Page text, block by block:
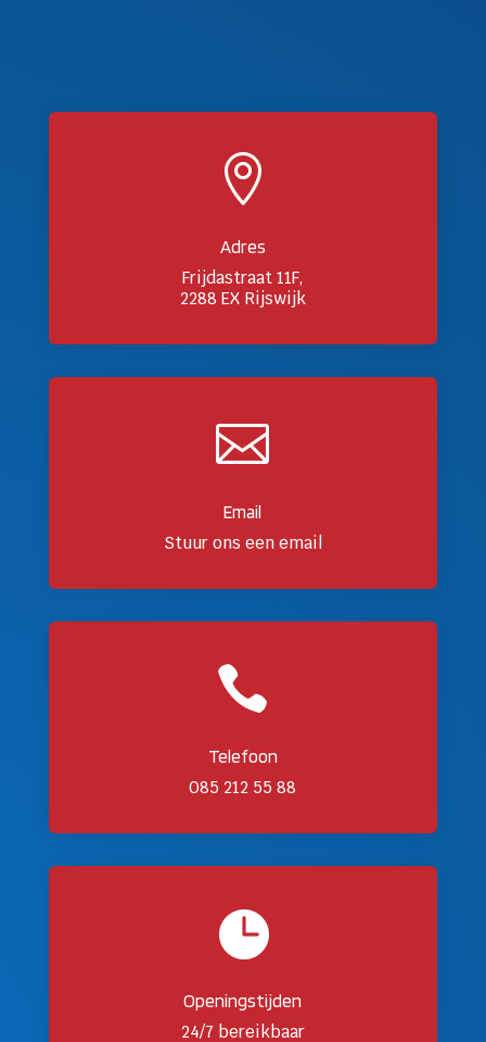

Adres
Frijdastraat 11F,
2288 EX Rijswijk

Email
Stuur ons een email

Telefoon
085 212 55 88

Openingstijden
24/7 bereikbaar